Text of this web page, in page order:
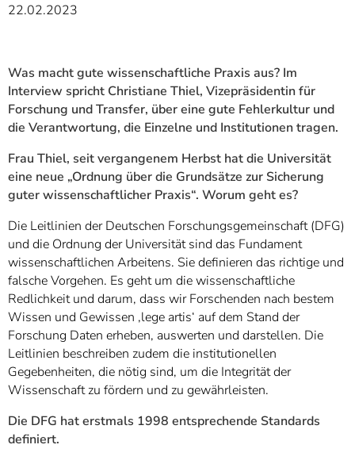
22.02.2023
Was macht gute wissenschaftliche Praxis aus? Im
Interview spricht Christiane Thiel, Vizepräsidentin für
Forschung und Transfer, über eine gute Fehlerkultur und
die Verantwortung, die Einzelne und Institutionen tragen.
Frau Thiel, seit vergangenem Herbst hat die Universität
eine neue „Ordnung über die Grundsätze zur Sicherung
guter wissenschaftlicher Praxis“. Worum geht es?
Die Leitlinien der Deutschen Forschungsgemeinschaft (DFG)
und die Ordnung der Universität sind das Fundament
wissenschaftlichen Arbeitens. Sie definieren das richtige und
falsche Vorgehen. Es geht um die wissenschaftliche
Redlichkeit und darum, dass wir Forschenden nach bestem
Wissen und Gewissen ‚lege artis‘ auf dem Stand der
Forschung Daten erheben, auswerten und darstellen. Die
Leitlinien beschreiben zudem die institutionellen
Gegebenheiten, die nötig sind, um die Integrität der
Wissenschaft zu fördern und zu gewährleisten.
Die DFG hat erstmals 1998 entsprechende Standards
definiert.